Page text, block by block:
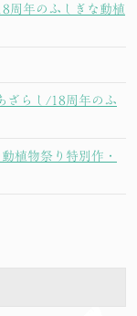
周年のふしぎな動植
ざらし/18周年のふ
植物祭り特別作・